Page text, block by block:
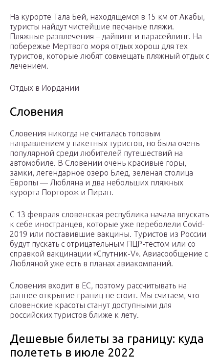
На курорте Тала Бей, находящемся в 15 км от Акабы,
туристы найдут чистейшие песчаные пляжи.
Пляжные развлечения – дайвинг и парасейлинг. На
побережье Мертвого моря отдых хорош для тех
туристов, которые любят совмещать пляжный отдых с
лечением.
Отдых в Иордании
Словения
Словения никогда не считалась топовым
направлением у пакетных туристов, но была очень
популярной среди любителей путешествий на
автомобиле. В Словении очень красивые горы,
замки, легендарное озеро Блед, зеленая столица
Европы — Любляна и два небольших пляжных
курорта Порторож и Пиран.
С 13 февраля словенская республика начала впускать
к себе иностранцев, которые уже переболели Covid-
2019 или поставившие вакцины. Туристов из России
будут пускать с отрицательным ПЦР-тестом или со
справкой вакцинации «Спутник-V». Авиасообщение с
Любляной уже есть в планах авиакомпаний.
Словения входит в ЕС, поэтому рассчитывать на
раннее открытие границ не стоит. Мы считаем, что
словенские красоты станут доступными для
российских туристов ближе к лету.
Дешевые билеты за границу: куда
полететь в июле 2022